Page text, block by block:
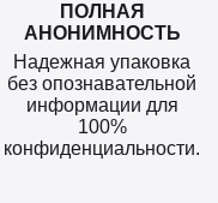
ПОЛНАЯ
АНОНИМНОСТЬ
Надежная упаковка
без опознавательной
информации для
100%
конфиденциальности.